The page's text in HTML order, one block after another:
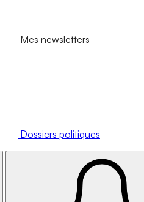
Mes newsletters
Dossiers politiques